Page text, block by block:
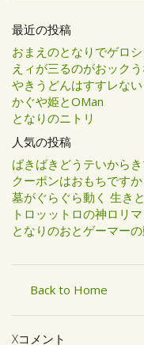
最近の投稿
おまえのとなりでゲロシ
えィが三るのがおック
やきうどんはすすレない
かぐや姫とOMan
となりのニトリ
人気の投稿
ばきばきどうテいから
クーポンはおもちです
墓がぐらぐら動く 生き
トロッットロの神ロリ
となりのおとゲーマー
Back to Home
Xコメント